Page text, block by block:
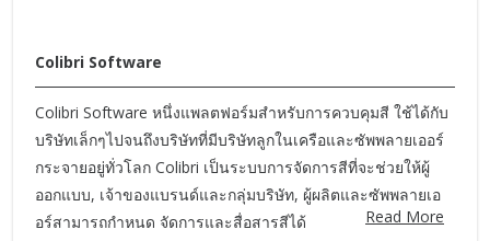
Colibri Software
Colibri Software หนึ่งแพลตฟอร์มสำหรับการควบคุมสี ใช้ได้กับ
บริษัทเล็กๆไปจนถึงบริษัทที่มีบริษัทลูกในเครือและซัพพลายเออร์
กระจายอยู่ทั่วโลก Colibri เป็นระบบการจัดการสีที่จะช่วยให้ผู้
ออกแบบ, เจ้าของแบรนด์และกลุ่มบริษัท, ผู้ผลิตและซัพพลายเอ
อร์สามารถกำหนด จัดการและสื่อสารสีได้
Read More